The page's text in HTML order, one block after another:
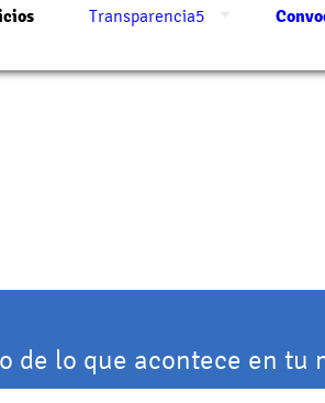
Transparencia5
de lo que acontece en tu